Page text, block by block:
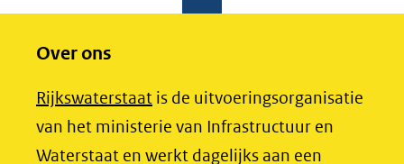
Over ons
Rijkswaterstaat (opent
in
nieuw
is de uitvoeringsorganisatie
van het ministerie van Infrastructuur en
Waterstaat en werkt dagelijks aan een